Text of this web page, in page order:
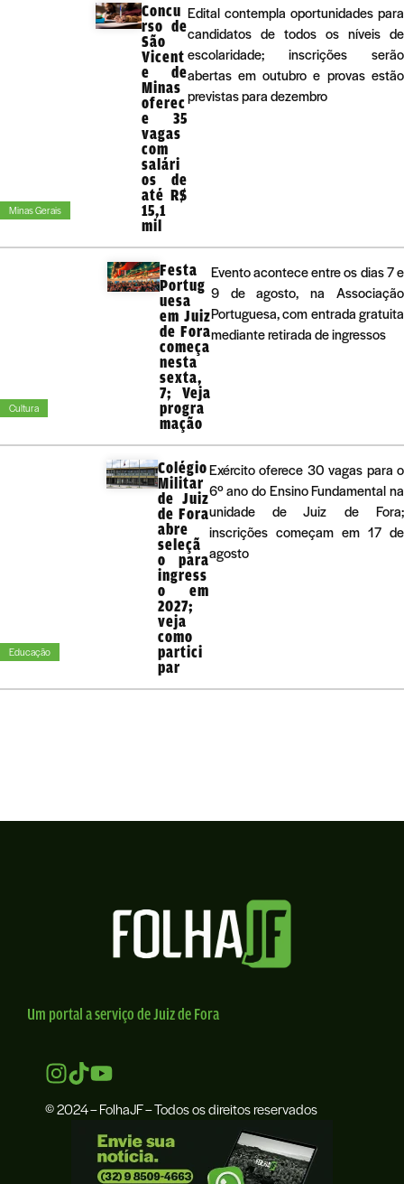
Minas Gerais
Concu
rso de
São
Vicent
e de
Minas
oferec
e 35
vagas
com
salári
os de
até R$
15,1
mil
Edital contempla oportunidades para
candidatos de todos os níveis de
escolaridade; inscrições serão
abertas em outubro e provas estão
previstas para dezembro
Cultura
Festa
Portug
uesa
em Juiz
de Fora
começa
nesta
sexta,
7; Veja
progra
mação
Evento acontece entre os dias 7 e
9 de agosto, na Associação
Portuguesa, com entrada gratuita
mediante retirada de ingressos
Educação
Colégio
Militar
de Juiz
de Fora
abre
seleçã
o para
ingress
o em
2027;
veja
como
partici
par
Exército oferece 30 vagas para o
6º ano do Ensino Fundamental na
unidade de Juiz de Fora;
inscrições começam em 17 de
agosto
Um portal a serviço de Juiz de Fora
© 2024 – FolhaJF – Todos os direitos reservados